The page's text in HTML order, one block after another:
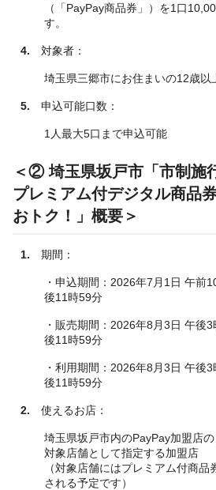
（「PayPay商品券」）を1口
す。
4. 対象者：
埼玉県三郷市にお住まいの12歳以
5. 申込可能口数：
1人最大5口まで申込可能
＜② 埼玉県坂戸市「市制
プレミアム付デジタル商品
おトク！」概要＞
1. 期間：
・申込期間：2026年7月1日 午前
後11時59分
・販売期間：2026年8月3日 午後
後11時59分
・利用期間：2026年8月3日 午後
後11時59分
2. 使えるお店：
埼玉県坂戸市内のPayPay加盟店
対象店舗として指定する加盟店
（対象店舗にはプレミアム付商
される予定です）